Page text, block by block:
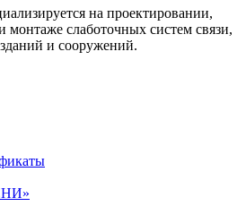
на проектировании,
монтаже слаботочных систем связи,
и сооружений.